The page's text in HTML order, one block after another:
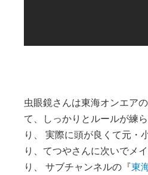
虫眼鏡さんは東海オンエア
て、しっかりとルールが練
り、 実際に頭が良くて元・
り、てつやさんに次いでメ
り、 サブチャンネルの『東